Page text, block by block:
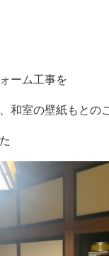
ーム工事を
和室の壁紙もとの